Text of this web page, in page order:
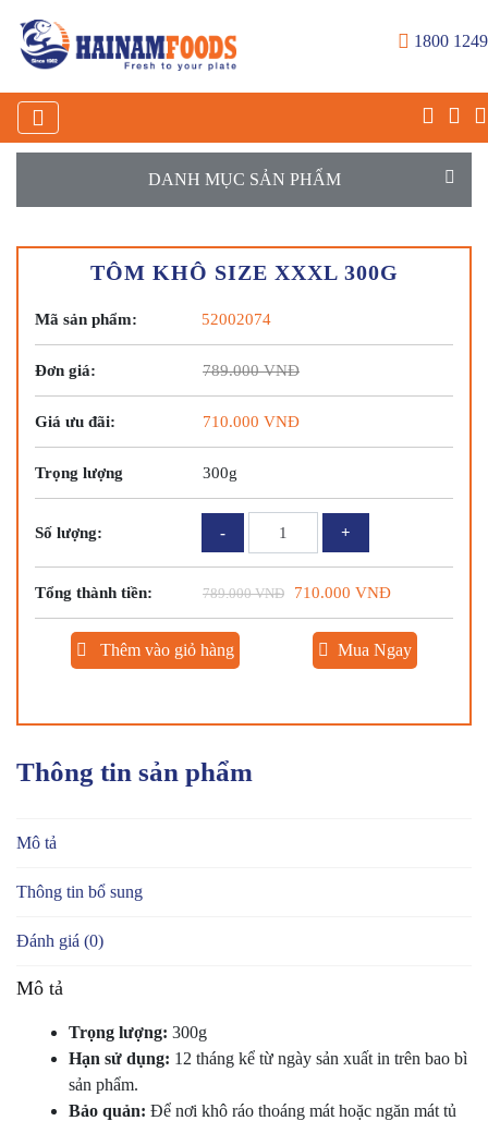
1800 1249
DANH MỤC SẢN PHẨM
TÔM KHÔ SIZE XXXL 300G
Mã sản phẩm: 52002074
Đơn giá: 789.000VNĐ
Giá ưu đãi: 710.000 VNĐ
Trọng lượng 300g
Số lượng:
SIZE
XXXL
300G
số
lượng
Tổng thành tiền: 789.000VNĐ 710.000 VNĐ
Thêm vào giỏ hàng Mua Ngay
Thông tin sản phẩm
Mô tả
Thông tin bổ sung
Đánh giá (0)
Mô tả
Trọng lượng: 300g
Hạn sử dụng: 12 tháng kể từ ngày sản xuất in trên bao bì
sản phẩm.
Bảo quản: Để nơi khô ráo thoáng mát hoặc ngăn mát tủ